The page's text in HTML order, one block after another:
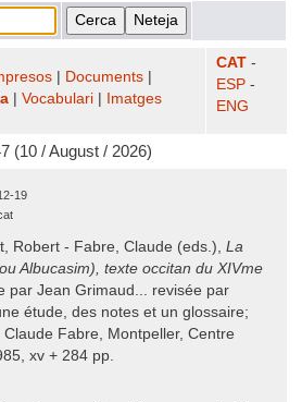
Documents
Vocabulari Imatges
CAT -
ESP -
ENG
(10 / August / 2026)
19
Robert - Fabre, Claude (eds.), La
Albucasim), texte occitan du XIVme
par Jean Grimaud... revisée par
étude, des notes et un glossaire;
Fabre, Montpeller, Centre
xv + 284 pp.